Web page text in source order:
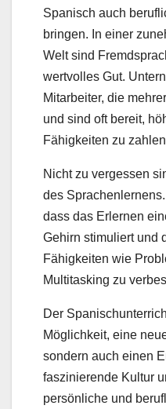
Spanisch auch
bringen. In einer
Welt sind
wertvolles Gut.
Mitarbeiter, die
und sind oft bereit,
Fähigkeiten zu
Nicht zu vergessen
des
dass das Erlernen
Gehirn stimuliert und
Fähigkeiten wie
Multitasking zu
Der
Möglichkeit, eine
sondern auch einen
faszinierende Kultur
persönliche und